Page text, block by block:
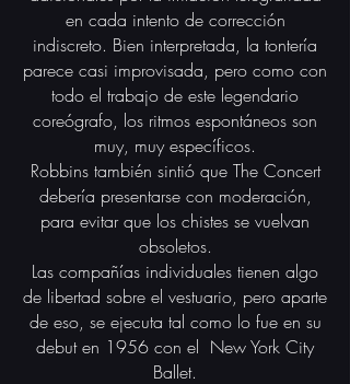
en cada intento de corrección
indiscreto. Bien interpretada, la tontería
parece casi improvisada, pero como con
todo el trabajo de este legendario
coreógrafo, los ritmos espontáneos son
muy, muy específicos.
Robbins también sintió que The Concert
debería presentarse con moderación,
para evitar que los chistes se vuelvan
obsoletos.
Las compañías individuales tienen algo
de libertad sobre el vestuario, pero aparte
de eso, se ejecuta tal como lo fue en su
debut en 1956 con el New York City
Ballet.